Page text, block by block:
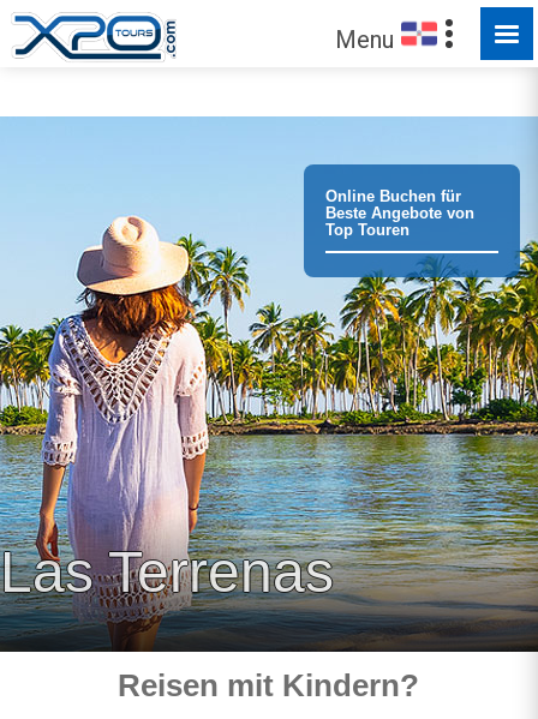
Menu
FÜR SIE ZUM ENTDECKEN
Online Buchen für
Beste Angebote von
Top Touren
Las Terrenas
Reisen mit Kindern?